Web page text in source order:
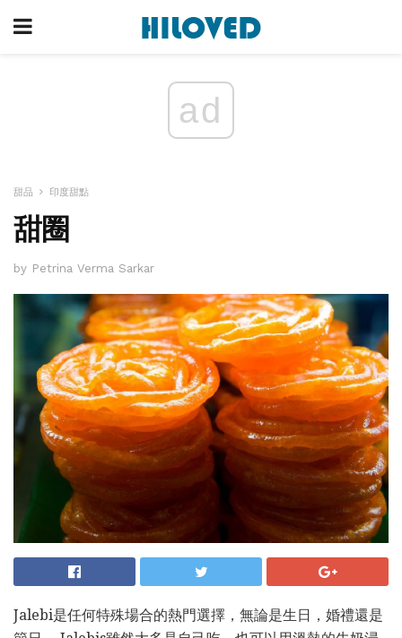
ad
甜品 印度甜點
甜圈
by Petrina Verma Sarkar
Jalebi是任何特殊場合的熱門選擇，無論是生日，婚禮還是